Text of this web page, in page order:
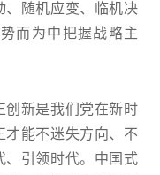
、随机应变、临机决
而为中把握战略主
创新是我们党在新时
才能不迷失方向、不
、引领时代。中国式